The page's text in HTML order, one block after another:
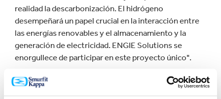
realidad la descarbonización. El hidrógeno
desempeñará un papel crucial en la interacción entre
las energías renovables y el almacenamiento y la
generación de electricidad. ENGIE Solutions se
enorgullece de participar en este proyecto único".
Bertrand Muguet, Director del molino de papel de
Smurfit Kappa Saillat, añadió: "Estamos encantados